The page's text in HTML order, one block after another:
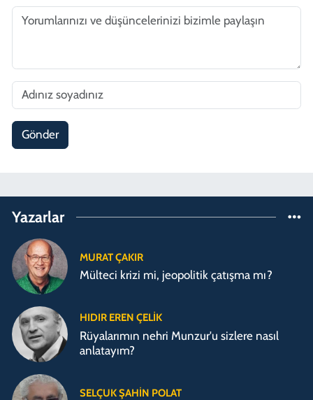
Gönder
Yazarlar
MURAT ÇAKIR
Mülteci krizi mi, jeopolitik çatışma mı?
HIDIR EREN ÇELIK
Rüyalarımın nehri Munzur'u sizlere nasıl
anlatayım?
SELÇUK ŞAHIN POLAT